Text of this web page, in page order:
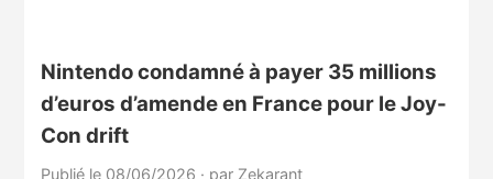
Nintendo condamné à payer 35 millions
d’euros d’amende en France pour le Joy-
Con drift
Publié le 08/06/2026 · par Zekarant